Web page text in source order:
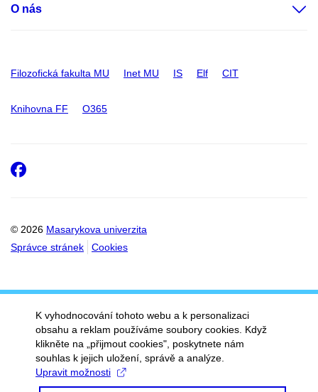
O nás
Filozofická fakulta MU Inet MU IS Elf CIT
Knihovna FF O365
© 2026 Masarykova univerzita
Správce stránek
Cookies
Facebook
K vyhodnocování tohoto webu a k personalizaci
obsahu a reklam používáme soubory cookies. Když
klikněte na „přijmout cookies", poskytnete nám
souhlas k jejich uložení, správě a analýze.
Upravit možnosti